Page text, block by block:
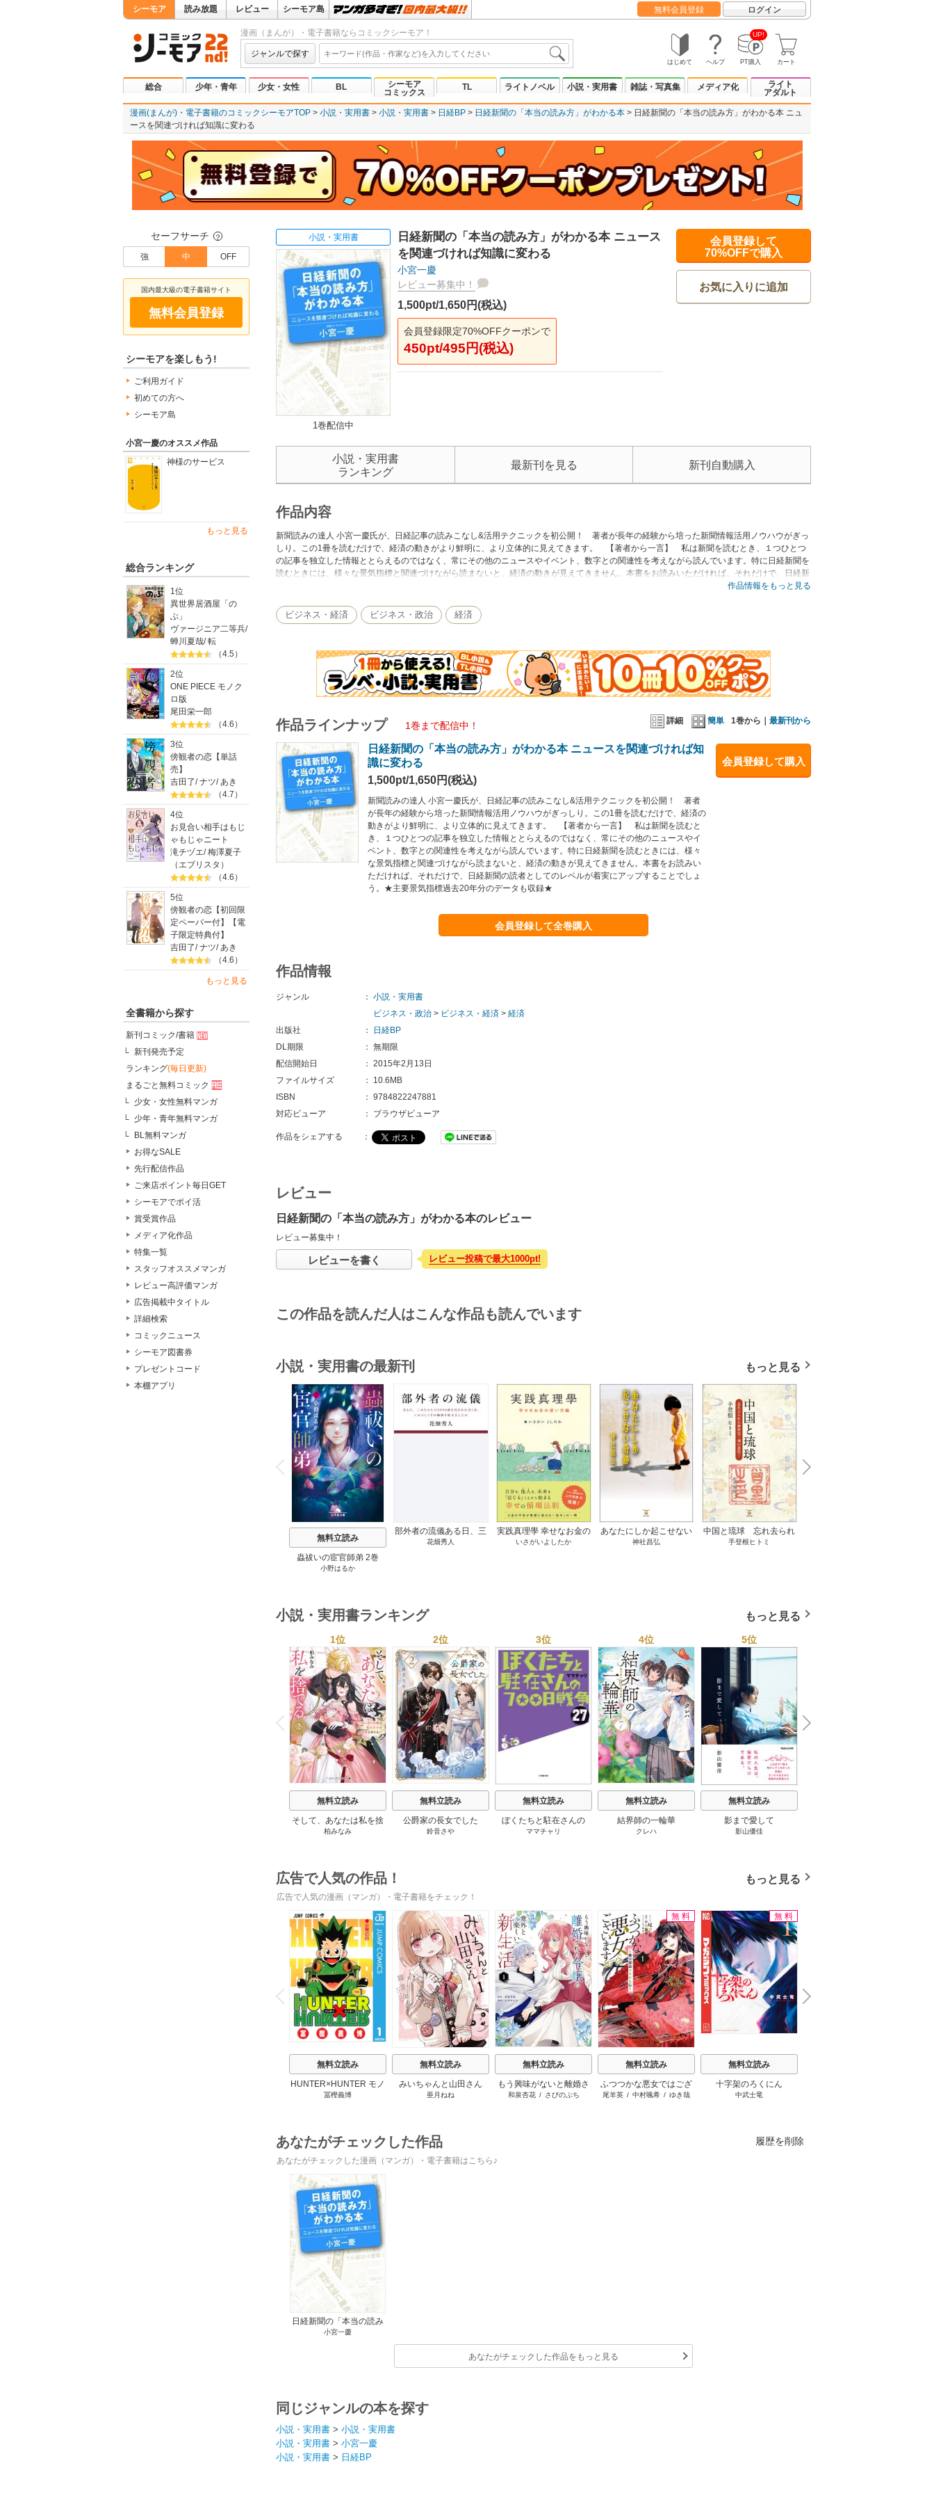
シーモア 読み放題 レビュー シーモア島 無料会員登録 ログイン
漫画（まんが）・電子書籍ならコミックシーモア！
ジャンルで探す
はじめて ヘルプ
UP!
PT購入 カート
総合 少年・青年 少女・女性 BL
シーモア
コミックス
TL ライトノベル 小説・実用書 雑誌・写真集 メディア化
ライト
アダルト
漫画(まんが)・電子書籍のコミックシーモアTOP 小説・実用書 小説・実用書 日経BP 日経新聞の「本当の読み方」がわかる本
日経新聞の「本当の読み方」がわかる本 ニュ
ースを関連づければ知識に変わる
セーフサーチ ？
強 中 OFF
国内最大級の電子書籍サイト
無料会員登録
シーモアを楽しもう!
ご利用ガイド
初めての方へ
シーモア島
小宮一慶のオススメ作品
神様のサービス
もっと見る
総合ランキング
1位
異世界居酒屋「の
ぶ」
ヴァージニア二等兵/
蝉川夏哉/転
（4.5）
2位
ONE PIECE モノク
ロ版
尾田栄一郎
（4.6）
3位
傍観者の恋【単話
売】
吉田了/ナツ/あき
（4.7）
4位
お見合い相手はもじ
ゃもじゃニート
滝チヅエ/梅澤夏子
（エブリスタ）
（4.6）
5位
傍観者の恋【初回限
定ペーパー付】【電
子限定特典付】
吉田了/ナツ/あき
（4.6）
もっと見る
全書籍から探す
新刊コミック/書籍
新刊発売予定
ランキング(毎日更新)
まるごと無料コミック
少女・女性無料マンガ
少年・青年無料マンガ
BL無料マンガ
お得なSALE
先行配信作品
ご来店ポイント毎日GET
シーモアでポイ活
賞受賞作品
メディア化作品
特集一覧
スタッフオススメマンガ
レビュー高評価マンガ
広告掲載中タイトル
詳細検索
コミックニュース
シーモア図書券
プレゼントコード
本棚アプリ
小説・実用書
1巻配信中
日経新聞の「本当の読み方」がわかる本 ニュース
を関連づければ知識に変わる
小宮一慶
レビュー募集中！
1,500pt/1,650円(税込)
会員登録限定70%OFFクーポンで
450pt/495円(税込)
会員登録して
70%OFFで購入
お気に入りに追加
小説・実用書
ランキング
最新刊を見る 新刊自動購入
作品内容
新聞読みの達人 小宮一慶氏が、日経記事の読みこなし&活用テクニックを初公開！ 著者が長年の経験から培った新聞情報活用ノウハウがぎっ
しり。この1冊を読むだけで、経済の動きがより鮮明に、より立体的に見えてきます。 【著者から一言】 私は新聞を読むとき、１つひとつ
の記事を独立した情報ととらえるのではなく、常にその他のニュースやイベント、数字との関連性を考えながら読んでいます。特に日経新聞を
読むときには、様々な景気指標と関連づけながら読まないと、経済の動きが見えてきません。本書をお読みいただければ、それだけで、日経新
作品情報をもっと見る
ビジネス・経済 ビジネス・政治 経済
詳細 簡単 1巻から｜ 最新刊から
作品ラインナップ 1巻まで配信中！
会員登録して購入
日経新聞の「本当の読み方」がわかる本 ニュースを関連づければ知
識に変わる
1,500pt/1,650円(税込)
新聞読みの達人 小宮一慶氏が、日経記事の読みこなし&活用テクニックを初公開！ 著者
が長年の経験から培った新聞情報活用ノウハウがぎっしり。この1冊を読むだけで、経済の
動きがより鮮明に、より立体的に見えてきます。 【著者から一言】 私は新聞を読むと
き、１つひとつの記事を独立した情報ととらえるのではなく、常にその他のニュースやイ
ベント、数字との関連性を考えながら読んでいます。特に日経新聞を読むときには、様々
な景気指標と関連づけながら読まないと、経済の動きが見えてきません。本書をお読みい
ただければ、それだけで、日経新聞の読者としてのレベルが着実にアップすることでしょ
う。★主要景気指標過去20年分のデータも収録★
会員登録して全巻購入
作品情報
ジャンル ： 小説・実用書
ビジネス・政治 > ビジネス・経済 > 経済
出版社
：
日経BP
DL期限
： 無期限
配信開始日
： 2015年2月13日
ファイルサイズ
：
10.6MB
ISBN
： 9784822247881
対応ビューア
： ブラウザビューア
作品をシェアする ：
レビュー
日経新聞の「本当の読み方」がわかる本のレビュー
レビュー募集中！
レビューを書く レビュー投稿で最大1000pt!
この作品を読んだ人はこんな作品も読んでいます
小説・実用書の最新刊 もっと見る
P
r
e
v
i
o
u
s
無料立読み
蟲祓いの宦官師弟 2巻
小野はるか
部外者の流儀ある日、三
木たかしの5000曲を託さ
花畑秀人
実践真理學 幸せなお金の
使い方編 1巻
いさがいよしたか
あなたにしか起こせない
奇跡 1巻
神社昌弘
中国と琉球 忘れ去られ
た冊封史―魂の進化― 1
手登根ヒトミ
N
e
x
t
小説・実用書ランキング もっと見る
P
r
e
v
i
o
u
s
1位
無料立読み
そして、あなたは私を捨
てる
柏みなみ
2位
無料立読み
公爵家の長女でした
鈴音さや
3位
無料立読み
ぼくたちと駐在さんの
700日戦争
ママチャリ
4位
無料立読み
結界師の一輪華
クレハ
5位
無料立読み
影まで愛して
影山優佳
N
e
x
t
広告で人気の作品！ もっと見る
広告で人気の漫画（マンガ）・電子書籍をチェック！
P
r
e
v
i
o
u
s
無料立読み
HUNTER×HUNTER モノ
クロ版
冨樫義博
無料立読み
みいちゃんと山田さん
亜月ねね
無料立読み
もう興味がないと離婚さ
れた令嬢の意外と楽しい
和泉杏花/ さびのぶち
無料
無料立読み
ふつつかな悪女ではござ
いますが ～雛宮蝶鼠とり
尾羊英 / 中村颯希 / ゆき哉
無料
無料立読み
十字架のろくにん
中武士竜
N
e
x
t
あなたがチェックした作品 履歴を削除
あなたがチェックした漫画（マンガ）・電子書籍はこちら♪
日経新聞の「本当の読み
方」がわかる本
小宮一慶
あなたがチェックした作品をもっと見る
同じジャンルの本を探す
小説・実用書 > 小説・実用書
小説・実用書 > 小宮一慶
小説・実用書 > 日経BP